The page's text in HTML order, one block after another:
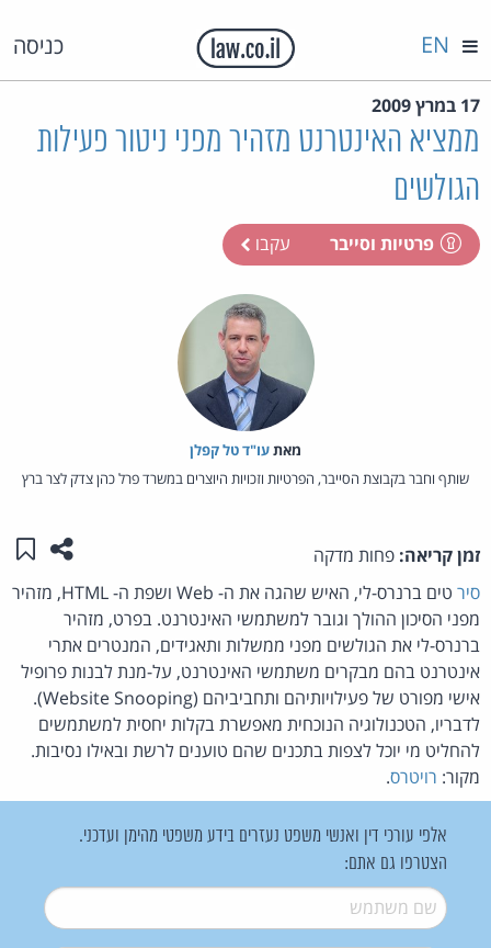
כניסה EN
17 במרץ 2009
ממציא האינטרנט מזהיר מפני ניטור פעילות
הגולשים
פרטיות וסייבר עקבו
מאת‏עו"ד טל קפלן
שותף וחבר בקבוצת הסייבר, הפרטיות וזכויות היוצרים במשרד פרל כהן צדק לצר ברץ
זמן קריאה: פחות מדקה שתפו
סיר
טים ברנרס-לי, האיש שהגה את ה- Web ושפת ה- HTML, מזהיר
מפני הסיכון ההולך וגובר למשתמשי האינטרנט. בפרט, מזהיר
ברנרס-לי את הגולשים מפני ממשלות ותאגידים, המנטרים אתרי
אינטרנט בהם מבקרים משתמשי האינטרנט, על-מנת לבנות פרופיל
אישי מפורט של פעילויותיהם ותחביביהם (Website Snooping).
לדבריו, הטכנולוגיה הנוכחית מאפשרת בקלות יחסית למשתמשים
להחליט מי יוכל לצפות בתכנים שהם טוענים לרשת ובאילו נסיבות.
מקור: רויטרס.
אלפי עורכי דין ואנשי משפט נעזרים בידע משפטי מהימן ועדכני.
הצטרפו גם אתם:
שם משתמש*